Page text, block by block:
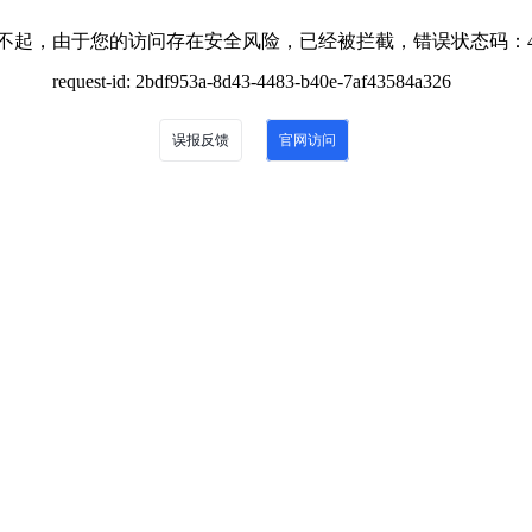
起，由于您的访问存在安全风险，已经被拦截，错误状态码：
request-id: 2bdf953a-8d43-4483-b40e-7af43584a326
误报反馈 官网访问